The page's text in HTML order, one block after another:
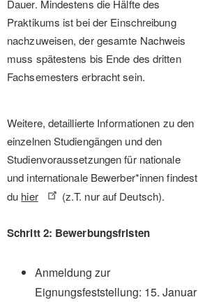
Dauer. Mindestens die Hälfte des
Praktikums ist bei der Einschreibung
nachzuweisen, der gesamte Nachweis
muss spätestens bis Ende des dritten
Fachsemesters erbracht sein.
Weitere, detaillierte Informationen zu den
einzelnen Studiengängen und den
Studienvoraussetzungen für nationale
und internationale Bewerber*innen findest
du hier (z.T. nur auf Deutsch).
Schritt 2: Bewerbungsfristen
Anmeldung zur
Eignungsfeststellung: 15. Januar